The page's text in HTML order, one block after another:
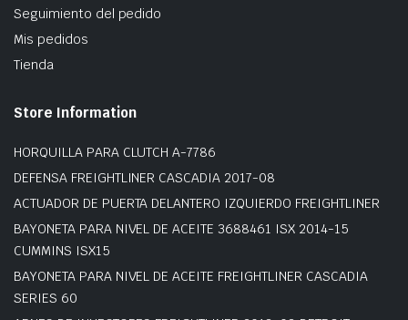
Seguimiento del pedido
Mis pedidos
Tienda
Store Information
HORQUILLA PARA CLUTCH A-7786
DEFENSA FREIGHTLINER CASCADIA 2017-08
ACTUADOR DE PUERTA DELANTERO IZQUIERDO FREIGHTLINER
BAYONETA PARA NIVEL DE ACEITE 3688461 ISX 2014-15
CUMMINS ISX15
BAYONETA PARA NIVEL DE ACEITE FREIGHTLINER CASCADIA
SERIES 60